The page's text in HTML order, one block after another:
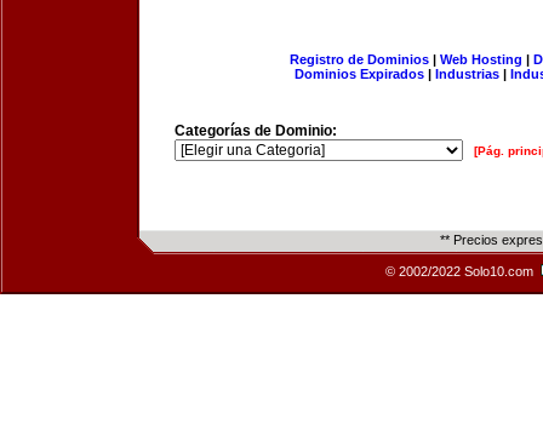
Registro de Dominios| Web Hosting |
Dominios Expirados | Industrias |
Categorías de Dominio:
[Pág.
** Precios
© 2002/2022 Solo10.com